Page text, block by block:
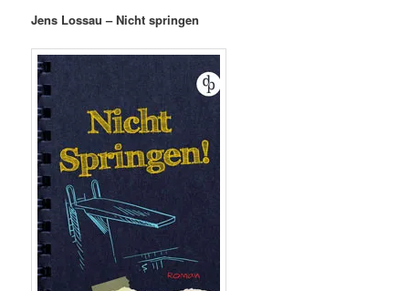
Jens Lossau – Nicht springen